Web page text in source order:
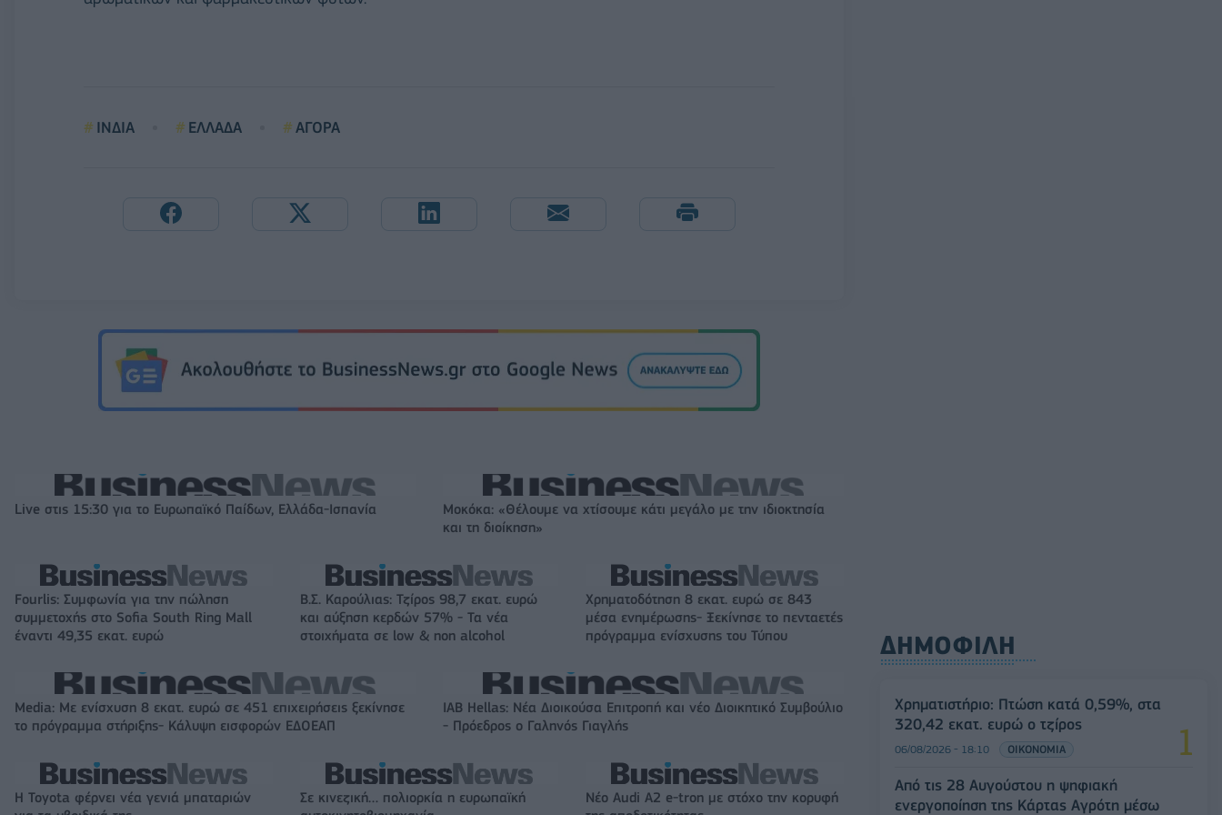
ΙΝΔΙΑ ΕΛΛΑΔΑ ΑΓΟΡΑ
Live στις 15:30 για το Ευρωπαϊκό Παίδων, Ελλάδα-Ισπανία
Μοκόκα: «Θέλουμε να χτίσουμε κάτι μεγάλο με την ιδιοκτησία
και τη διοίκηση»
Fourlis: Συμφωνία για την πώληση
συμμετοχής στο Sofia South Ring Mall
έναντι 49,35 εκατ. ευρώ
Β.Σ. Καρούλιας: Τζίρος 98,7 εκατ. ευρώ
και αύξηση κερδών 57% - Τα νέα
στοιχήματα σε low & non alcohol
Χρηματοδότηση 8 εκατ. ευρώ σε 843
μέσα ενημέρωσης- Ξεκίνησε το πενταετές
πρόγραμμα ενίσχυσης του Τύπου
Media: Με ενίσχυση 8 εκατ. ευρώ σε 451 επιχειρήσεις ξεκίνησε
το πρόγραμμα στήριξης- Κάλυψη εισφορών ΕΔΟΕΑΠ
IAB Hellas: Νέα Διοικούσα Επιτροπή και νέο Διοικητικό Συμβούλιο
- Πρόεδρος ο Γαληνός Γιαγλής
Η Toyota φέρνει νέα γενιά μπαταριών
Σε κινεζική… πολιορκία η ευρωπαϊκή
Νέο Audi A2 e-tron με στόχο την κορυφή
ΔΗΜΟΦΙΛΗ
Χρηματιστήριο: Πτώση κατά 0,59%, στα
320,42 εκατ. ευρώ ο τζίρος
06/08/2026 - 18:10 ΟΙΚΟΝΟΜΙΑ
Από τις 28 Αυγούστου η ψηφιακή
ενεργοποίηση της Κάρτας Αγρότη μέσω